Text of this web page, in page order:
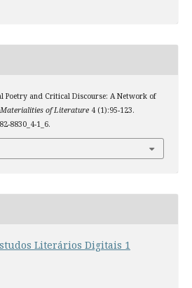
Poetry and Critical Discourse: A Network of
of Literature4 (1):95-123.
8830_4-1_6.
Literários Digitais 1